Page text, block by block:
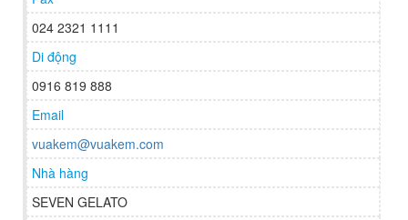
024 2321 1111
Di động
0916 819 888
Email
vuakem@vuakem.com
Nhà hàng
SEVEN GELATO